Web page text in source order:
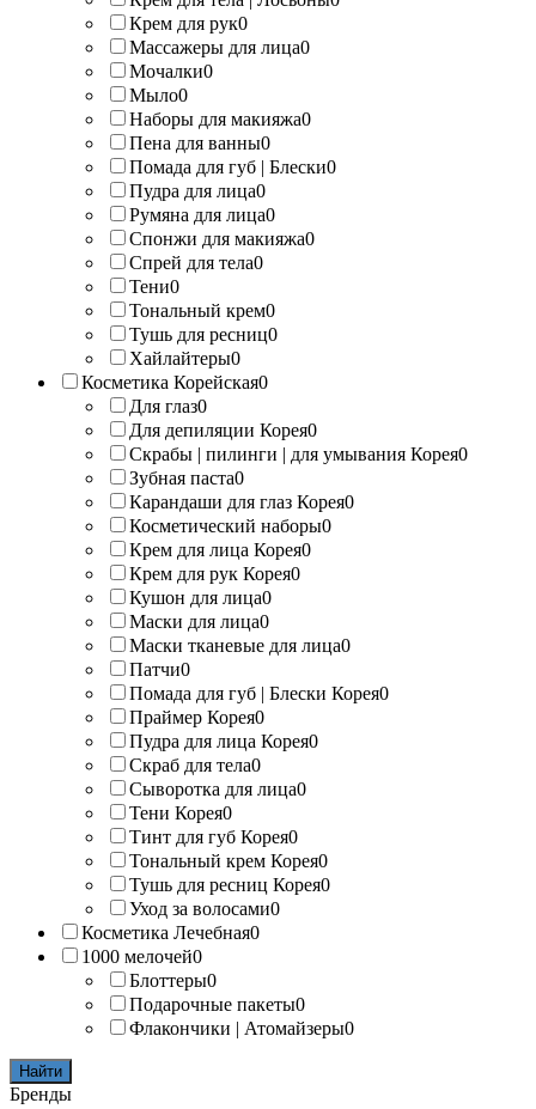
Крем для рук0
Массажеры для лица0
Мочалки0
Мыло0
Наборы для макияжа0
Пена для ванны0
Помада для губ | Блески0
Пудра для лица0
Румяна для лица0
Спонжи для макияжа0
Спрей для тела0
Тени0
Тональный крем0
Тушь для ресниц0
Хайлайтеры0
Косметика Корейская0
Для глаз0
Для депиляции Корея0
Скрабы | пилинги | для умывания Корея0
Зубная паста0
Карандаши для глаз Корея0
Косметический наборы0
Крем для лица Корея0
Крем для рук Корея0
Кушон для лица0
Маски для лица0
Маски тканевые для лица0
Патчи0
Помада для губ | Блески Корея0
Праймер Корея0
Пудра для лица Корея0
Скраб для тела0
Сыворотка для лица0
Тени Корея0
Тинт для губ Корея0
Тональный крем Корея0
Тушь для ресниц Корея0
Уход за волосами0
Косметика Лечебная0
1000 мелочей0
Блоттеры0
Подарочные пакеты0
Флакончики | Атомайзеры0
Найти
Бренды